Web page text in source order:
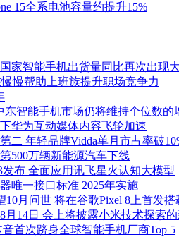
15全系电池容量约提升15%
家智能手机出货量同比再次出现
慢帮助上班族提升职场竞争力
东智能手机市场仍将维持个位数的
华为互动媒体内容飞轮加速
二 年轻品牌Vidda单月市占率破
500万辆新能源汽车下线
布 全面应用讯飞星火认知大模型
唯一接口标准 2025年实施
10月问世 将在谷歌Pixel 8上首发搭
月14日 会上将披露小米技术探索
音首次跻身全球智能手机厂商Top 5